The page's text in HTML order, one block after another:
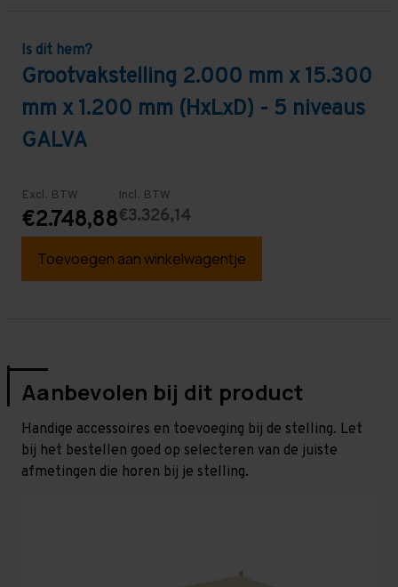
Is dit hem?
Grootvakstelling 2.000 mm x 15.300
mm x 1.200 mm (HxLxD) - 5 niveaus
GALVA
Excl. BTW
€2.748,88
Incl. BTW
€3.326,14
Toevoegen aan winkelwagentje
Aanbevolen bij dit product
Handige accessoires en toevoeging bij de stelling. Let
bij het bestellen goed op selecteren van de juiste
afmetingen die horen bij je stelling.